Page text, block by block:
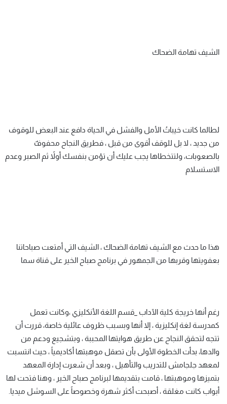
الشيف تهامة الضحاك
لطالما كانت خيباتُ الأمل والفشل في الحياة دافع عند البعض للوقوف
من جديد ، لا بل للوقف أقوى من قبل ، فطريق النجاح محفوفٌ
بالصعوبات، ولتتخطاها يجب عليك أن تؤمن بنفسك أولاً ثم الصبر وعدم
الاستسلام
هذا ما حدث مع الشيف تهامة الضحاك ، الشيف التي أمتعت صباحاتنا
بعفويتها وقربها من الجمهور في برنامج صباح الخير على قناة سما
رغم أنها خريجة كلية الآداب _قسم اللغة الأنكليزي ،وكانت تعمل
كمدرسة لغة إنكليزية ، إلا أنها وبسبب ظروف عائلية خاصة، قررت أن
تتجه لتحقق النجاح عن طريق هوايتها المحببة ، وبتشجيع ودعم من
والدها، بدأت الخطوة الأولى بأن تصقل موهبتها أكاديمياً ، حيث انتسبت
لمعهد جلجامش للتدريب والتأهيل ، وبعد أن شعرت إدارة المعهد
بتميزها وموهبتها ، قامت بتقديمها لبرنامج صباح الخير ، وهنا فتحت لها
أبواب كانت مغلقة ، أصبحت أكثر شهرة وخصوصاً على السوشل ميديا.